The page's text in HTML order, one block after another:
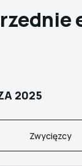
2025
Zwycięzcy